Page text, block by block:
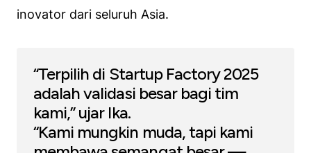
inovator dari seluruh Asia.
“Terpilih di Startup Factory 2025
adalah validasi besar bagi tim
kami,” ujar Ika.
“Kami mungkin muda, tapi kami